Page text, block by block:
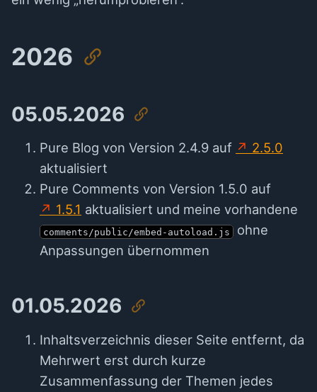
2026
05.05.2026
Pure Blog von Version 2.4.9 auf
2.5.0
aktualisiert
Pure Comments von Version 1.5.0 auf
1.5.1 aktualisiert und meine vorhandene
comments/public/embed-autoload.js
ohne
Anpassungen übernommen
01.05.2026
Inhaltsverzeichnis dieser Seite entfernt, da
Mehrwert erst durch kurze
Zusammenfassung der Themen jedes